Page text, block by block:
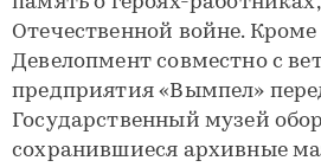
Отечественной войне. Кроме
Девелопмент совместно с
предприятия «Вымпел»
Государственный музей
сохранившиеся архивные